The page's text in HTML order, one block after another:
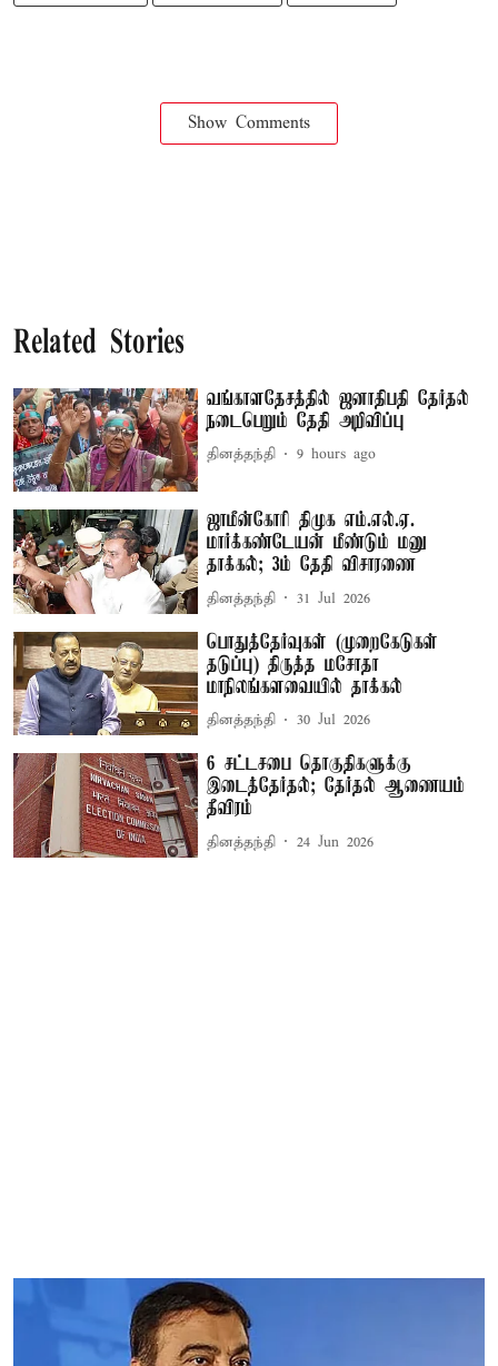
Show Comments
Related Stories
வங்காளதேசத்தில் ஜனாதிபதி தேர்தல்
நடைபெறும் தேதி அறிவிப்பு
தினத்தந்தி 9 hours ago
ஜாமீன்கோரி திமுக எம்.எல்.ஏ.
மார்க்கண்டேயன் மீண்டும் மனு
தாக்கல்; 3ம் தேதி விசாரணை
தினத்தந்தி 31 Jul 2026
பொதுத்தேர்வுகள் (முறைகேடுகள்
தடுப்பு) திருத்த மசோதா
மாநிலங்களவையில் தாக்கல்
தினத்தந்தி 30 Jul 2026
6 சட்டசபை தொகுதிகளுக்கு
இடைத்தேர்தல்; தேர்தல் ஆணையம்
தீவிரம்
தினத்தந்தி 24 Jun 2026